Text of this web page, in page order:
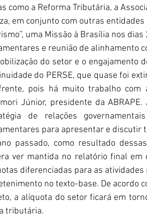
como a Reforma Tributária, a
em conjunto com outras
uma Missão à Brasília nos
e reunião de alinhamento
do setor e o
do PERSE, que quase foi
pois há muito trabalho com
Júnior, presidente da
de relações
para apresentar e discutir
passado, como resultado
ver mantida no relatório final em
diferenciadas para as
no texto-base. De acordo
a alíquota do setor ficará em
tributária.